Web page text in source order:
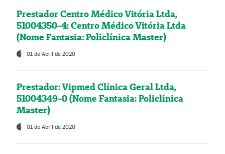
Prestador Centro Médico Vitória Ltda,
51004350-4: Centro Médico Vitória Ltda
(Nome Fantasia: Policlínica Master)
01 de Abril de 2020
Prestador: Vipmed Clínica Geral Ltda,
51004349-0 (Nome Fantasia: Policlínica
Master)
01 de Abril de 2020